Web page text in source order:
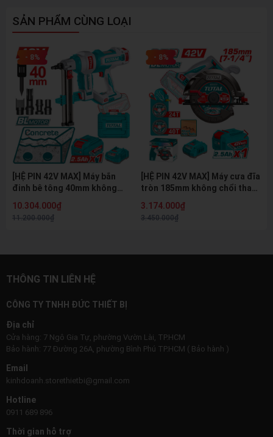
SẢN PHẨM CÙNG LOẠI
- 8%
[HỆ PIN 42V MAX] Máy bắn
đinh bê tông 40mm không
TOTAL TCNLI420602 - HỆ PIN
42V MAX THẾ HỆ MỚI
10.304.000₫
11.200.000₫
- 8%
[HỆ PIN 42V MAX] Máy cưa đĩa
tròn 185mm không chổi than
TSLI4218511 - HỆ PIN 42V
MAX THẾ HỆ MỚI
3.174.000₫
3.450.000₫
THÔNG TIN LIÊN HỆ
CÔNG TY TNHH ĐỨC THIẾT BỊ
Địa chỉ
Cửa hàng: 7 Ngô Gia Tự, phường Vườn Lài, TP.HCM
Bảo hành: 77 Đường 26A, phường Bình Phú TP.HCM ( Bảo hành )
Email
kinhdoanh.storethietbi@gmail.com
Hotline
0911 689 896
Thời gian hỗ trợ